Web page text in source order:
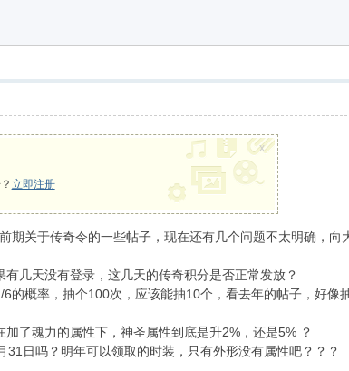
立即注册
x
期关于传奇令的一些帖子，现在还有几个问题不太明确，
天没有登录，这几天的传奇积分是否正常发放？
概率，抽个100次，应该能抽10个，看去年的帖子，好像
魂力的属性下，神圣属性到底是升2%，还是5% ？
日吗？明年可以领取的时装，只有外形没有属性吧？？？